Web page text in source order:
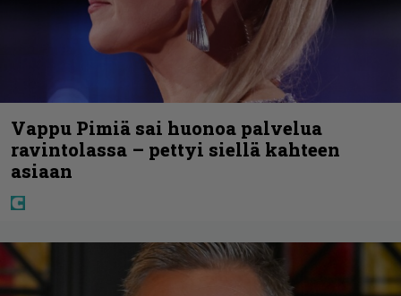
Vappu Pimiä sai huonoa palvelua
ravintolassa – pettyi siellä kahteen
asiaan